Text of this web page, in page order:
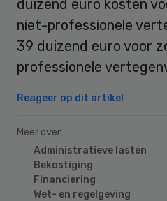
duizend euro kosten
niet-professionele
39 duizend euro voor
professionele
Reageer op dit artikel
Meer over:
Administratieve lasten
Bekostiging
Financiering
Wet- en regelgeving